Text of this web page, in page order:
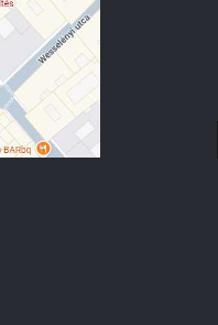
Varga
2026.03.13.
(-88-)